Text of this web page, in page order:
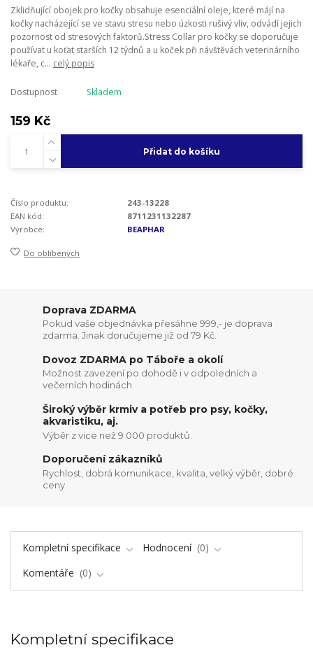
Zklidňující obojek pro kočky obsahuje esenciální oleje, které májí na
kočky nacházející se ve stavu stresu nebo úzkosti rušivý vliv, odvádí jejich
pozornost od stresových faktorů.Stress Collar pro kočky se doporučuje
používat u koťat starších 12 týdnů a u koček při návštěvách veterinárního
lékaře, c... celý popis
Dostupnost Skladem
159 Kč
Přidat do košíku
Číslo produktu:
243-13228
EAN kód:
8711231132287
Výrobce:
BEAPHAR
Do oblíbených
Doprava ZDARMA
Pokud vaše objednávka přesáhne 999,- je doprava
zdarma. Jinak doručujeme již od 79 Kč.
Dovoz ZDARMA po Táboře a okolí
Možnost zavezení po dohodě i v odpoledních a
večerních hodinách
Široký výběr krmiv a potřeb pro psy, kočky,
akvaristiku, aj.
Výběr z vice než 9 000 produktů.
Doporučení zákazníků
Rychlost, dobrá komunikace, kvalita, velký výběr, dobré
ceny
Kompletní specifikace Hodnocení
0
Komentáře
0
Kompletní specifikace